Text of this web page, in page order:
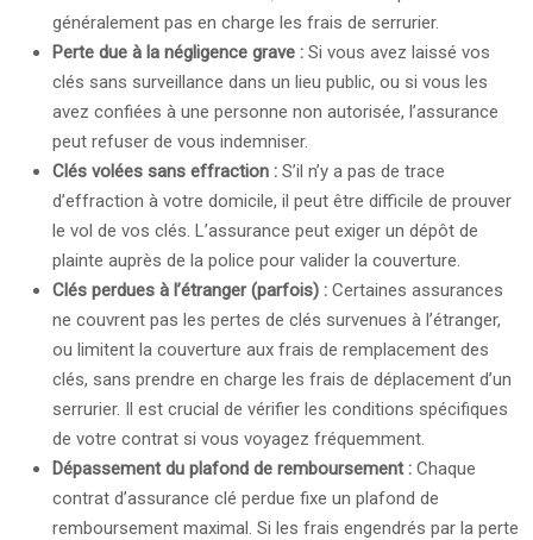
généralement pas en charge les frais de serrurier.
Perte due à la négligence grave : Si vous avez laissé vos
clés sans surveillance dans un lieu public, ou si vous les
avez confiées à une personne non autorisée, l’assurance
peut refuser de vous indemniser.
Clés volées sans effraction : S’il n’y a pas de trace
d’effraction à votre domicile, il peut être difficile de prouver
le vol de vos clés. L’assurance peut exiger un dépôt de
plainte auprès de la police pour valider la couverture.
Clés perdues à l’étranger (parfois) : Certaines assurances
ne couvrent pas les pertes de clés survenues à l’étranger,
ou limitent la couverture aux frais de remplacement des
clés, sans prendre en charge les frais de déplacement d’un
serrurier. Il est crucial de vérifier les conditions spécifiques
de votre contrat si vous voyagez fréquemment.
Dépassement du plafond de remboursement : Chaque
contrat d’assurance clé perdue fixe un plafond de
remboursement maximal. Si les frais engendrés par la perte